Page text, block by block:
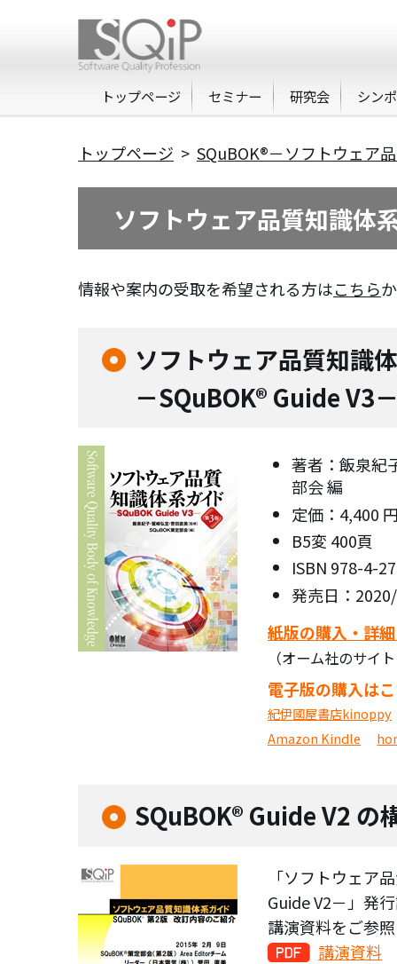
トップページ セミナー 研究会 シン
トップページ > SQuBOK®－ソフトウェア
ソフトウェア品質知識体
情報や案内の受取を希望される方はこちら
ソフトウェア品質知識
－SQuBOK® Guide V3
著者：飯泉紀
部会 編
定価：4,400
B5変 400頁
ISBN 978-4-
発売日：
紙版の購入・詳
（オーム社のサイ
電子版の購入は
紀伊國屋書店kinoppy
Amazon Kindle
SQuBOK® Guide V2 の
「ソフトウェア
Guide V2－」発
講演資料をご参
講演資料